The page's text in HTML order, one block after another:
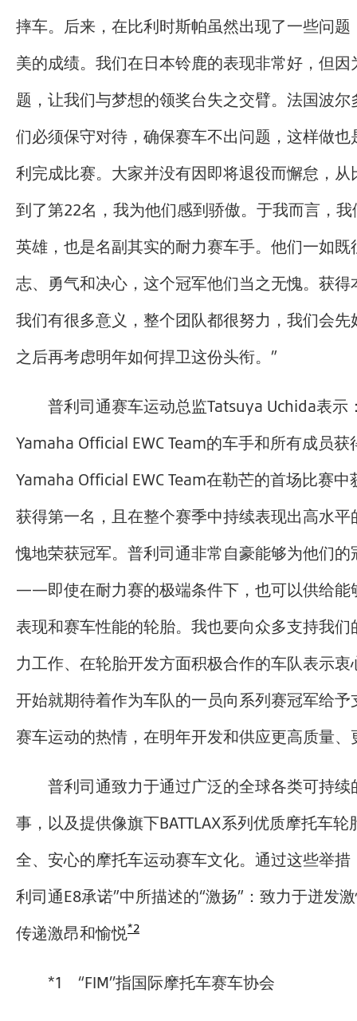
摔车。后来，在比利时斯帕虽然出现了一些问
美的成绩。我们在日本铃鹿的表现非常好，但
题，让我们与梦想的领奖台失之交臂。法国波
们必须保守对待，确保赛车不出问题，这样做
利完成比赛。大家并没有因即将退役而懈怠，
到了第22名，我为他们感到骄傲。于我而言，
英雄，也是名副其实的耐力赛车手。他们一如既
志、勇气和决心，这个冠军他们当之无愧。获
我们有很多意义，整个团队都很努力，我们会
之后再考虑明年如何捍卫这份头衔。”
普利司通赛车运动总监Tatsuya Uchida表示
Yamaha Official EWC Team的车手和所有成员获
Yamaha Official EWC Team在勒芒的首场比赛
获得第一名，且在整个赛季中持续表现出高水
愧地荣获冠军。普利司通非常自豪能够为他们的
——即使在耐力赛的极端条件下，也可以供给能
表现和赛车性能的轮胎。我也要向众多支持我
力工作、在轮胎开发方面积极合作的车队表示
开始就期待着作为车队的一员向系列赛冠军给
赛车运动的热情，在明年开发和供应更高质量、
普利司通致力于通过广泛的全球各类可持续
事，以及提供像旗下BATTLAX系列优质摩托车
全、安心的摩托车运动赛车文化。通过这些举措
利司通E8承诺”中所描述的“激扬”：致力于迸发
传递激昂和愉悦*2
*1 “FIM’’指国际摩托车赛车协会